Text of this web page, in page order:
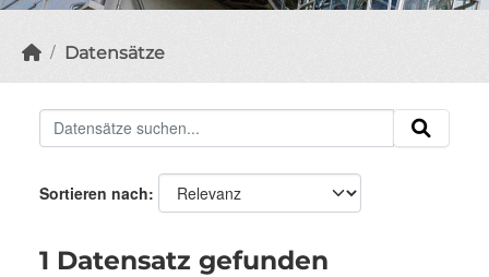
Datensätze
Sortieren nach
1 Datensatz gefunden